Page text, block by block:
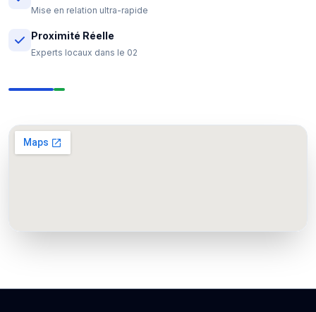
Mise en relation ultra-rapide
Proximité Réelle
Experts locaux dans le 02